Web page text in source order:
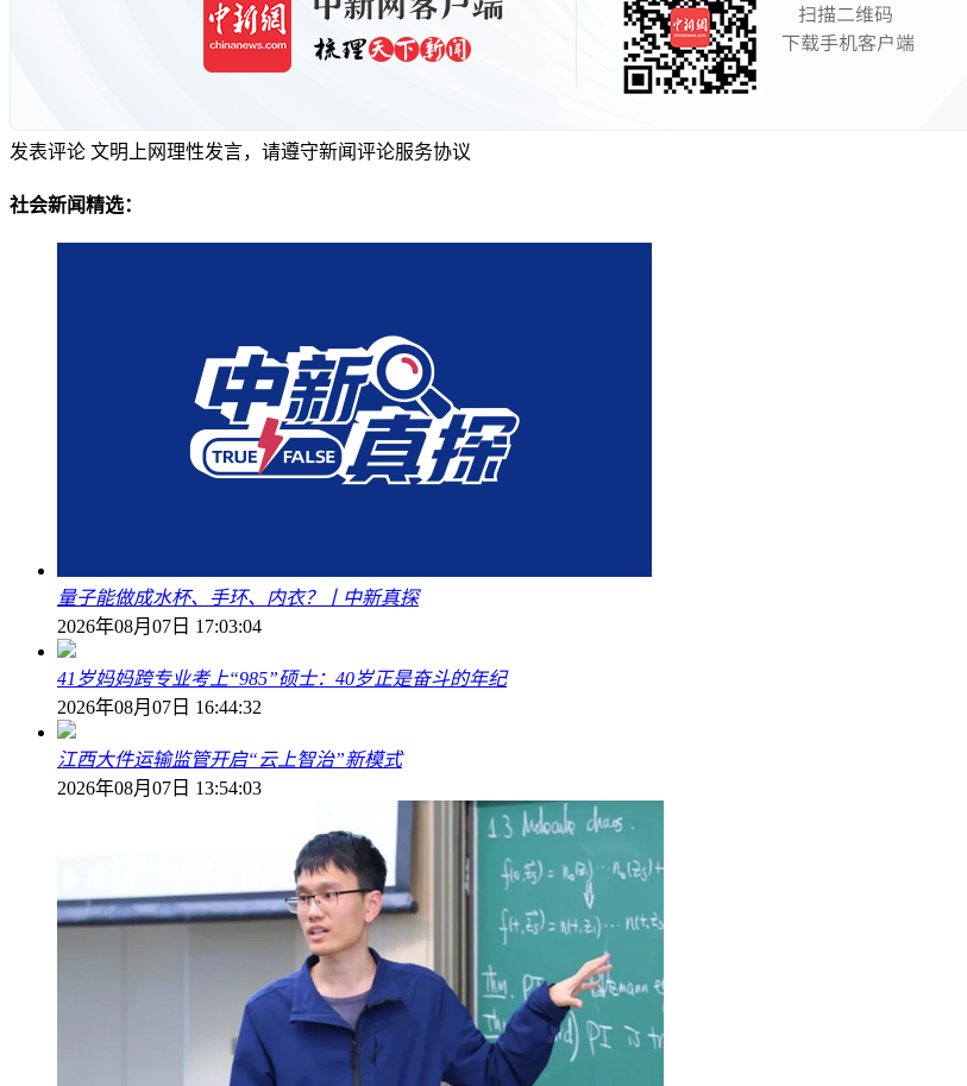
发表评论 文明上网理性发言，请遵守新闻评论服务协议
社会新闻精选：
量子能做成水杯、手环、内衣？丨中新真探
2026年08月07日 17:03:04
41岁妈妈跨专业考上“985”硕士：40岁正是奋斗的年纪
2026年08月07日 16:44:32
江西大件运输监管开启“云上智治”新模式
2026年08月07日 13:54:03